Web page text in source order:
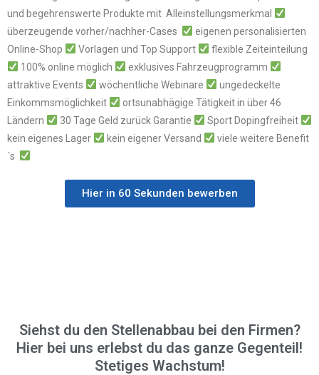
und begehrenswerte Produkte mit Alleinstellungsmerkmal
überzeugende vorher/nachher-Cases
eigenen personalisierten
Online-Shop
Vorlagen und Top Support
flexible Zeiteinteilung
100% online möglich
exklusives Fahrzeugprogramm
attraktive Events
wöchentliche Webinare
ungedeckelte
Einkommsmöglichkeit
ortsunabhägige Tätigkeit in über 46
Ländern
30 Tage Geld zurück Garantie
Sport Dopingfreiheit
kein eigenes Lager
kein eigener Versand
viele weitere Benefit
´s
Hier in 60 Sekunden bewerben
Siehst du den Stellenabbau bei den Firmen?
Hier bei uns erlebst du das ganze Gegenteil!
Stetiges Wachstum!